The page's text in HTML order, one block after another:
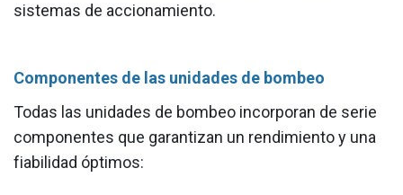
sistemas de accionamiento.
Componentes de las unidades de bombeo
Todas las unidades de bombeo incorporan de serie
componentes que garantizan un rendimiento y una
fiabilidad óptimos: